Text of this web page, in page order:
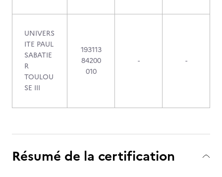
UNIVERS
ITE PAUL
SABATIE
R
TOULOU
SE III
193113
84200
010
- -
Résumé de la certification